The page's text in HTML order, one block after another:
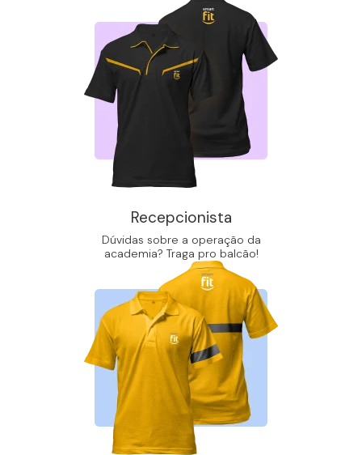
Recepcionista
Dúvidas sobre a operação da
academia? Traga pro balcão!